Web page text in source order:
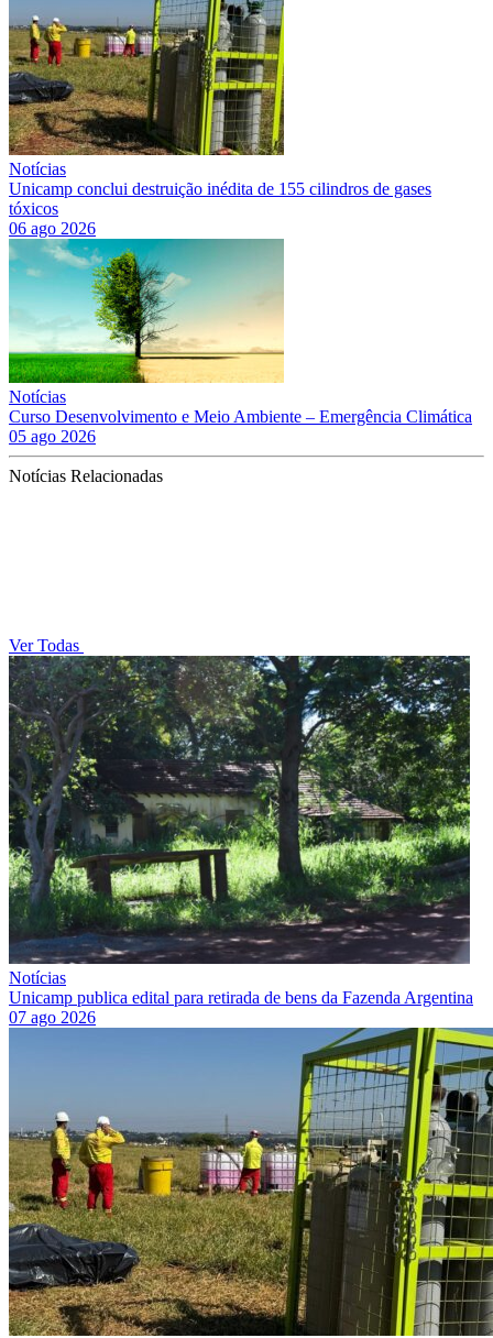
Notícias
Unicamp conclui destruição inédita de 155 cilindros de gases
tóxicos
06 ago 2026
Notícias
Curso Desenvolvimento e Meio Ambiente – Emergência Climática
05 ago 2026
Notícias Relacionadas
Ver Todas
Notícias
Unicamp publica edital para retirada de bens da Fazenda Argentina
07 ago 2026